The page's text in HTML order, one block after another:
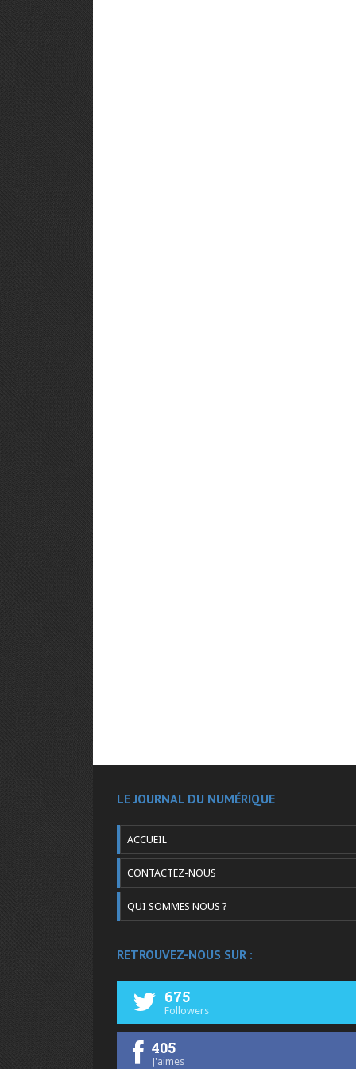
LE JOURNAL DU NUMÉRIQUE
ACCUEIL
CONTACTEZ-NOUS
QUI SOMMES NOUS ?
RETROUVEZ-NOUS SUR :
675
Followers
405
J'aimes